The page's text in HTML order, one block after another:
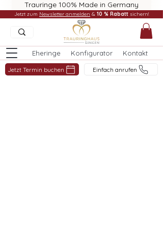
Trauringe 100% Made in Germany
Eheringe Konfigurator Kontakt
Jetzt Termin buchen Einfach anrufen
Jetzt zum Newsletter anmelden & 10 % Rabatt sichern!